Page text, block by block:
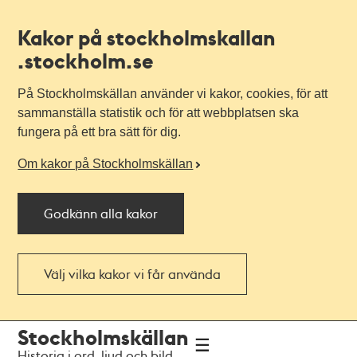
Kakor på stockholmskallan
.stockholm.se
På Stockholmskällan använder vi kakor, cookies, för att
sammanställa statistik och för att webbplatsen ska
fungera på ett bra sätt för dig.
Om kakor på Stockholmskällan
Godkänn alla kakor
Välj vilka kakor vi får använda
navigationen
huvudinnehållet
Stockholmskällan